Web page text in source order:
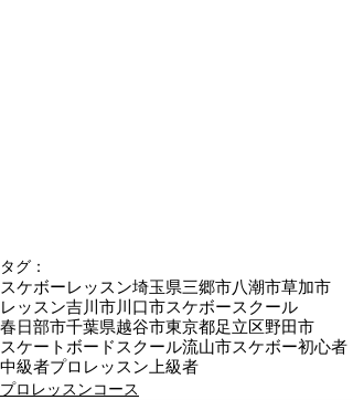
タグ：
スケボーレッスン埼玉県三郷市八潮市草加市
レッスン吉川市川口市スケボースクール
春日部市千葉県越谷市東京都足立区野田市
スケートボードスクール流山市スケボー初心者
中級者プロレッスン上級者
プロレッスンコース